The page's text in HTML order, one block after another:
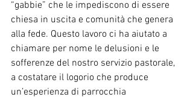
“gabbie” che le impediscono di essere
chiesa in uscita e comunità che genera
alla fede. Questo lavoro ci ha aiutato a
chiamare per nome le delusioni e le
sofferenze del nostro servizio pastorale,
a costatare il logorio che produce
un’esperienza di parrocchia